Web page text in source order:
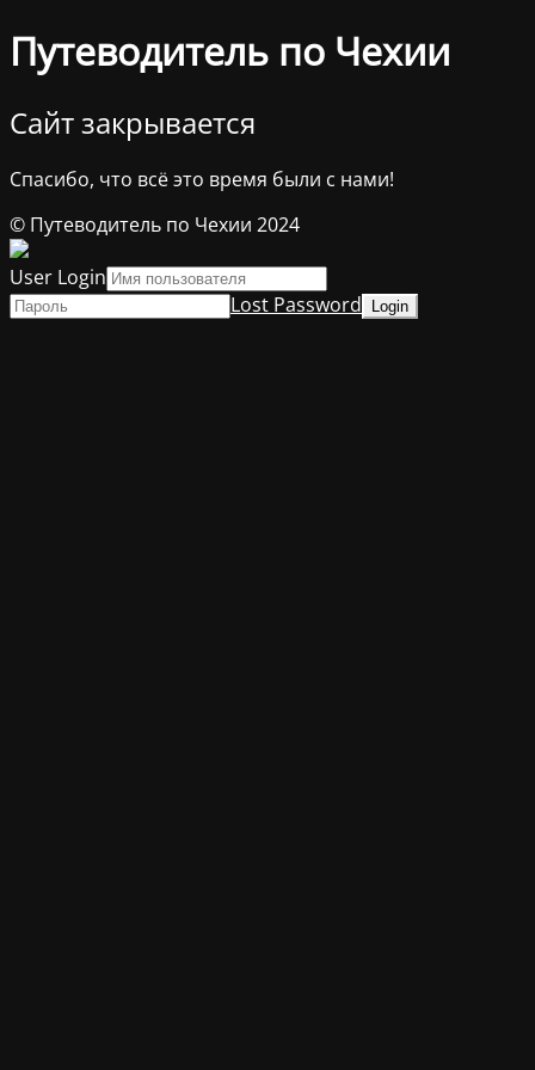
Путеводитель по Чехии
Сайт закрывается
Спасибо, что всё это время были с нами!
© Путеводитель по Чехии 2024
User Login
Lost Password